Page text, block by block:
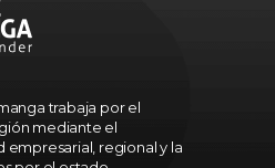
trabaja por el
mediante el
regional y la